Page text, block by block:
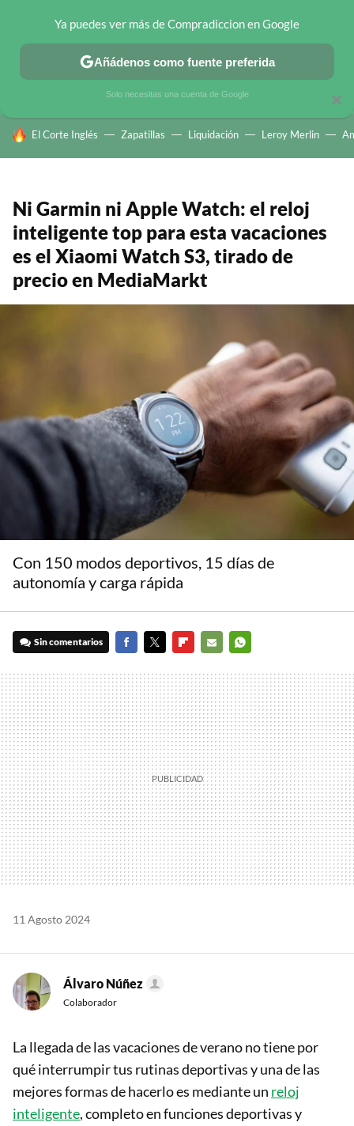
CHOLLOS TELEGRAM OFERTAS EN MÓVILES OFERTAS EN
HOY SE HABLA DE
El Corte Inglés Zapatillas Liquidación Leroy Merlin
Ni Garmin ni Apple Watch: el reloj
inteligente top para esta vacaciones
es el Xiaomi Watch S3, tirado de
precio en MediaMarkt
Con 150 modos deportivos, 15 días de
autonomía y carga rápida
Sin comentarios
MAIL
11 Agosto 2024
Álvaro Núñez
Colaborador
La llegada de las vacaciones de verano no tiene por
qué interrumpir tus rutinas deportivas y una de las
mejores formas de hacerlo es mediante un reloj
inteligente, completo en funciones deportivas y
×
Ya puedes ver más de Compradiccion en Google
Añádenos como fuente preferida
Solo necesitas una cuenta de Google